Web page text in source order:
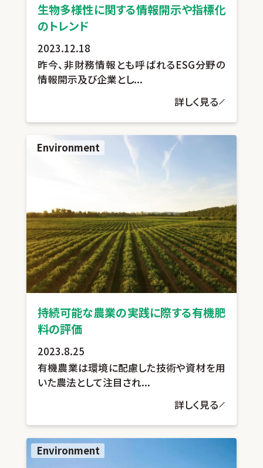
生物多様性に関する情報開示や指標化
のトレンド
2023.12.18
昨今、非財務情報とも呼ばれるESG分野の
情報開示及び企業とし...
詳しく見る
Environment
持続可能な農業の実践に際する有機肥
料の評価
2023.8.25
有機農業は環境に配慮した技術や資材を用
いた農法として注目され...
詳しく見る
Environment